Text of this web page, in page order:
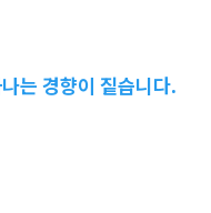
는 경향이 짙습니다.